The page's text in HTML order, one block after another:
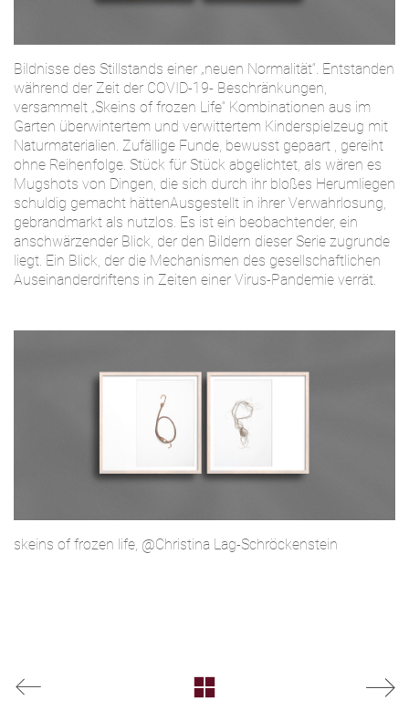
Bildnisse des Stillstands einer „neuen Normalität“. Entstanden
während der Zeit der COVID-19- Beschränkungen,
versammelt „Skeins of frozen Life“ Kombinationen aus im
Garten überwintertem und verwittertem Kinderspielzeug mit
Naturmaterialien. Zufällige Funde, bewusst gepaart , gereiht
ohne Reihenfolge. Stück für Stück abgelichtet, als wären es
Mugshots von Dingen, die sich durch ihr bloßes Herumliegen
schuldig gemacht hättenAusgestellt in ihrer Verwahrlosung,
gebrandmarkt als nutzlos. Es ist ein beobachtender, ein
anschwärzender Blick, der den Bildern dieser Serie zugrunde
liegt. Ein Blick, der die Mechanismen des gesellschaftlichen
Auseinanderdriftens in Zeiten einer Virus-Pandemie verrät.
skeins of frozen life, @Christina Lag-Schröckenstein